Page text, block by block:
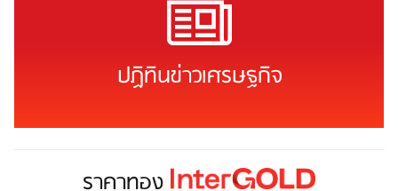
ปฏิทินข่าวเศรษฐกิจ
ราคาทอง